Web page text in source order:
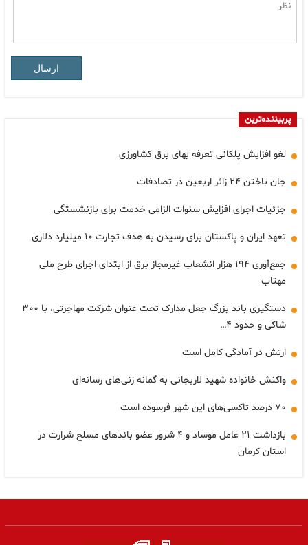
ارسال
پربیننده‌ترین
لغو افزایش پلکانی تعرفه بهای برق کشاورزی
جان باختن ۲۴ زائر اربعین در تصادفات
جزئیات اجرای افزایش سنوات الزامی خدمت برای بازنشستگی
تعهد ایران و پاکستان برای رسیدن به هدف تجارت ۱۰ میلیارد دلاری
جمع‌آوری ۱۹۴ هزار انشعاب غیرمجاز برق از ابتدای اجرای طرح ملی
مهتاب
دستگیری باند بزرگ جعل مدارک تحت عنوان شرکت مهاجرتی، با ۳۰۰
شاکی و حدود ۴…
ارتش در آمادگی کامل است
واکنش خانواده شهید لاریجانی به گمانه زنی‌های رسانه‌ای
۷۰ درصد تاکسی‌های این شهر فرسوده است
بازداشت ۲۱ عامل موساد و ۴ شرور عضو باندهای مسلح شرارت در
استان کرمان